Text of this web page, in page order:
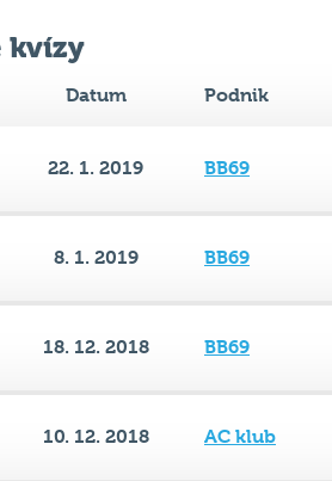
8. 1. 2019 BB69
18. 12. 2018 BB69
10. 12. 2018 AC klub
26. 11. 2018 AC klub